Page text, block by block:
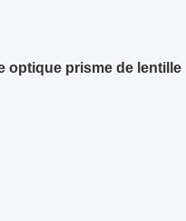
prisme de